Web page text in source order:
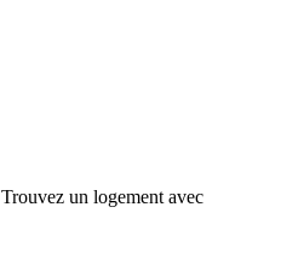
Trouvez un logement avec